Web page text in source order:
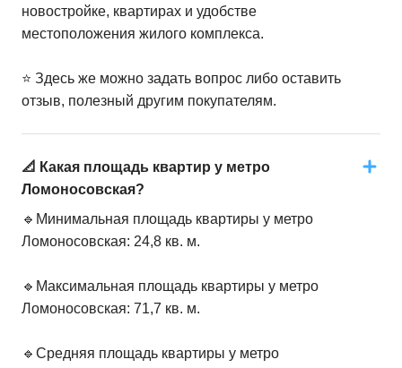
новостройке, квартирах и удобстве
местоположения жилого комплекса.
⭐️ Здесь же можно задать вопрос либо оставить
отзыв, полезный другим покупателям.
📐 Какая площадь квартир у метро
Ломоносовская?
🔹Минимальная площадь квартиры у метро
Ломоносовская: 24,8 кв. м.
🔹Максимальная площадь квартиры у метро
Ломоносовская: 71,7 кв. м.
🔹Средняя площадь квартиры у метро